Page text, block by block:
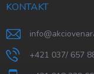
KONTAKT
info@
+421 037/ 657